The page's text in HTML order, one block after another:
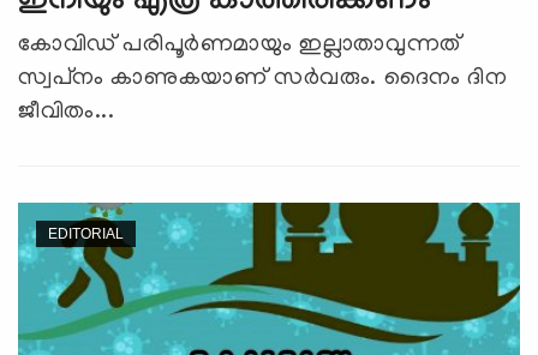
കോവിഡ് പരിപൂര്‍ണമായും ഇല്ലാതാവുന്നത്
സ്വപ്‌നം കാണുകയാണ് സര്‍വരും. ദൈനം ദിന
ജീവിതം...
EDITORIAL